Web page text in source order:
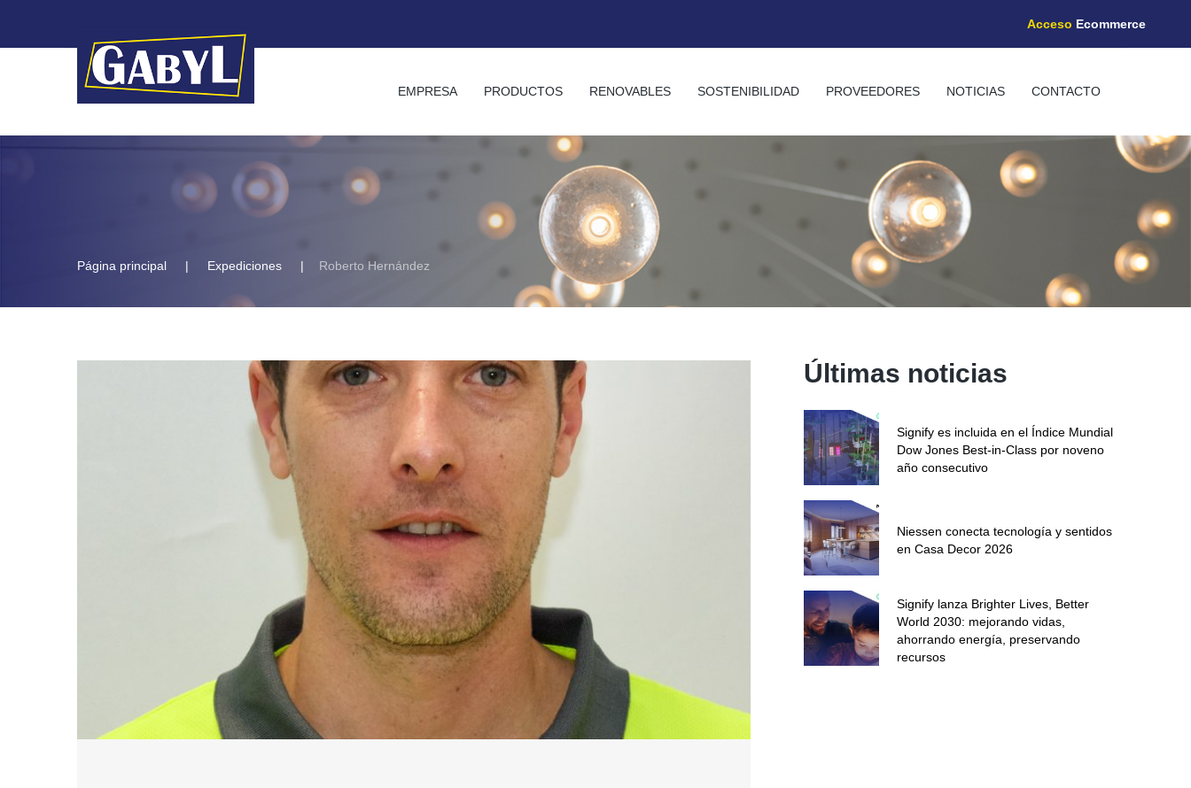
EMPRESA PRODUCTOS RENOVABLES SOSTENIBILIDAD PROVEEDORES NOTICIAS CONTACTO
Página principal Expediciones Roberto Hernández
Últimas noticias
Signify es incluida en el Índice Mundial
Dow Jones Best-in-Class por noveno
año consecutivo
Niessen conecta tecnología y sentidos
en Casa Decor 2026
Signify lanza Brighter Lives, Better
World 2030: mejorando vidas,
ahorrando energía, preservando
recursos
Acceso Ecommerce